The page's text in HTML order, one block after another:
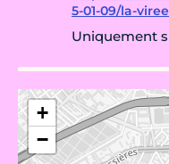
5-01-09/la-
Uniquement
+
−